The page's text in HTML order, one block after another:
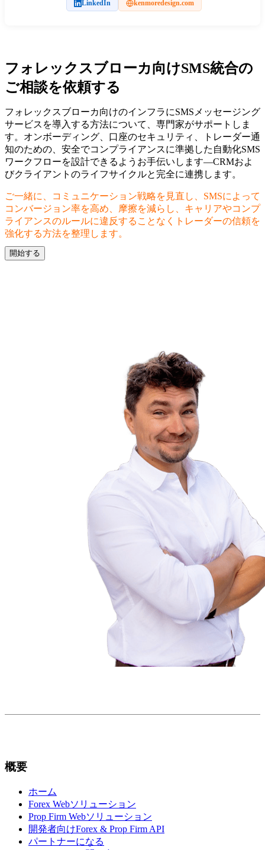
LinkedIn kenmoredesign.com
フォレックスブローカ向けSMS統合の
ご相談を依頼する
フォレックスブローカ向けのインフラにSMSメッセージング
サービスを導入する方法について、専門家がサポートしま
す。オンボーディング、口座のセキュリティ、トレーダー通
知のための、安全でコンプライアンスに準拠した自動化SMS
ワークフローを設計できるようお手伝いします—CRMおよ
びクライアントのライフサイクルと完全に連携します。
ご一緒に、コミュニケーション戦略を見直し、SMSによって
コンバージョン率を高め、摩擦を減らし、キャリアやコンプ
ライアンスのルールに違反することなくトレーダーの信頼を
強化する方法を整理します。
開始する
概要
ホーム
Forex Webソリューション
Prop Firm Webソリューション
開発者向けForex & Prop Firm API
パートナーになる